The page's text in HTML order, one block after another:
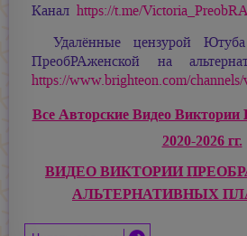
Канал https://t.me/
Удалённые цензурой
ПреобРАженской на
https://www.brighteon.com/
Все Авторские Видео Виктории
2020-2026 гг.
ВИДЕО ВИКТОРИИ
АЛЬТЕРНАТИВНЫХ